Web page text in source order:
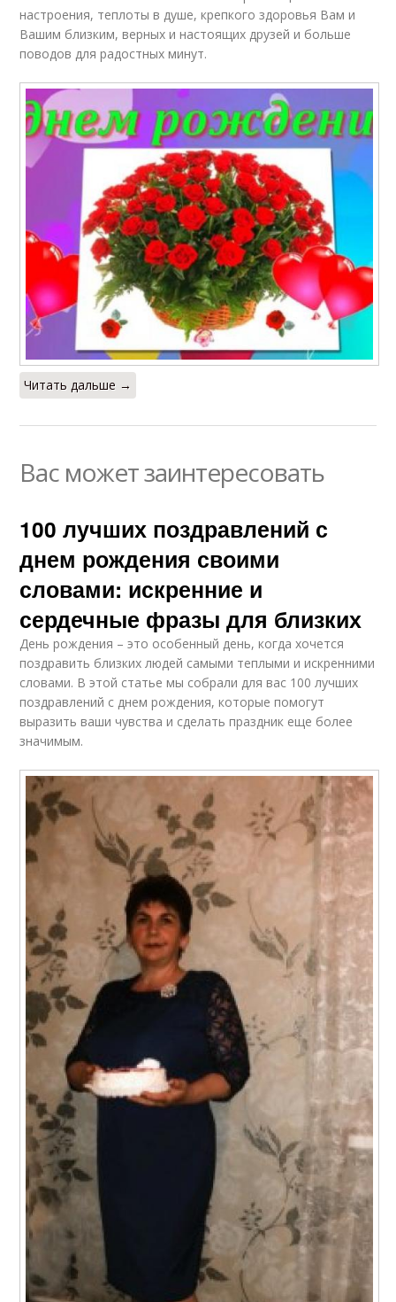
настроения, теплоты в душе, крепкого здоровья Вам и
Вашим близким, верных и настоящих друзей и больше
поводов для радостных минут.
Читать дальше →
Вас может заинтересовать
100 лучших поздравлений с
днем рождения своими
словами: искренние и
сердечные фразы для близких
День рождения – это особенный день, когда хочется
поздравить близких людей самыми теплыми и искренними
словами. В этой статье мы собрали для вас 100 лучших
поздравлений с днем рождения, которые помогут
выразить ваши чувства и сделать праздник еще более
значимым.